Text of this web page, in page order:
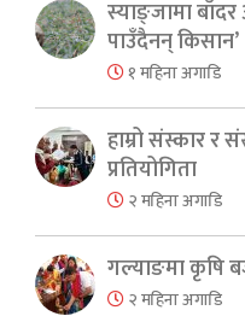
स्याङ्जामा
पाउँदैनन् किसान’
१ महिना अगाडि
हाम्रो संस्कार
प्रतियोगिता
२ महिना अगाडि
गल्याङमा कृषि
२ महिना अगाडि